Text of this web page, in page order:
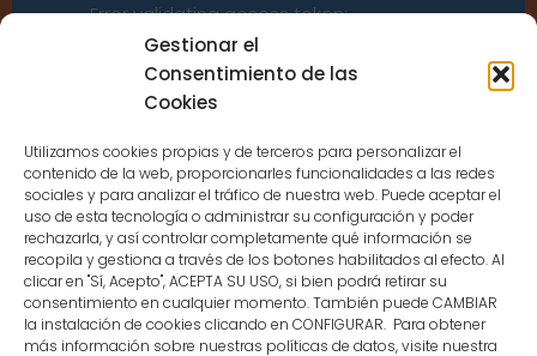
Gestionar el
Consentimiento de las
Cookies
Utilizamos cookies propias y de terceros para personalizar el
contenido de la web, proporcionarles funcionalidades a las redes
sociales y para analizar el tráfico de nuestra web. Puede aceptar el
uso de esta tecnología o administrar su configuración y poder
rechazarla, y así controlar completamente qué información se
recopila y gestiona a través de los botones habilitados al efecto. Al
clicar en "Sí, Acepto", ACEPTA SU USO, si bien podrá retirar su
consentimiento en cualquier momento. También puede CAMBIAR
la instalación de cookies clicando en CONFIGURAR. Para obtener
más información sobre nuestras políticas de datos, visite nuestra
Error validating access token:
Sessions for the user are not allowed
because the user is not a confirmed
CONTACTO
MENÚ PRINCIPAL